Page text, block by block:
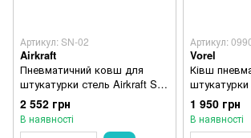
Артикул: SN-02
Airkraft
Пневматичний ковш для
штукатурки стель Airkraft SN-
02 4 л 6 бар 400 л/хв 50 м²/
год
2 552 грн
В наявності
Артикул:
Vorel
Ківш
6 бар 400 л/
09903
1 950 грн
В наявності